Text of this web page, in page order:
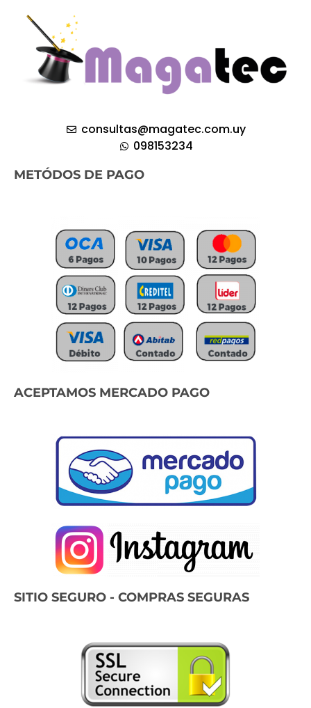
consultas@magatec.com.uy
098153234
METÓDOS DE PAGO
ACEPTAMOS MERCADO PAGO
SITIO SEGURO - COMPRAS SEGURAS